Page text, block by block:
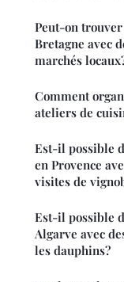
Peut-on trouver
Bretagne avec
marchés
Comment
ateliers de
Est-il possible
en Provence
visites de
Est-il possible
Algarve avec
les dauphins?